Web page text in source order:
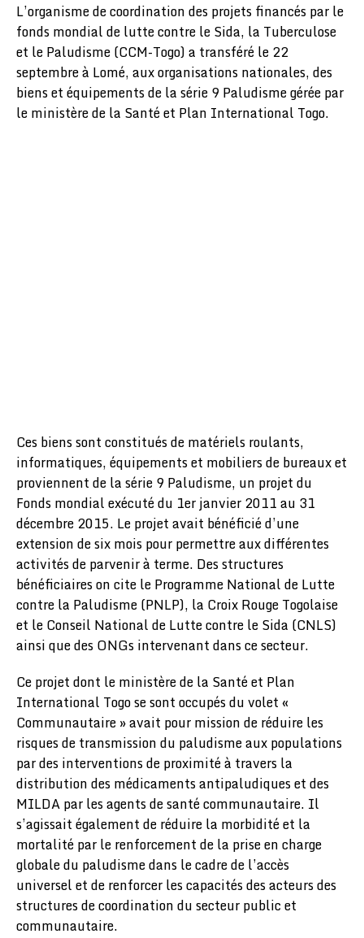
L’organisme de coordination des projets financés par le
fonds mondial de lutte contre le Sida, la Tuberculose
et le Paludisme (CCM-Togo) a transféré le 22
septembre à Lomé, aux organisations nationales, des
biens et équipements de la série 9 Paludisme gérée par
le ministère de la Santé et Plan International Togo.
Ces biens sont constitués de matériels roulants,
informatiques, équipements et mobiliers de bureaux et
proviennent de la série 9 Paludisme, un projet du
Fonds mondial exécuté du 1er janvier 2011 au 31
décembre 2015. Le projet avait bénéficié d’une
extension de six mois pour permettre aux différentes
activités de parvenir à terme. Des structures
bénéficiaires on cite le Programme National de Lutte
contre la Paludisme (PNLP), la Croix Rouge Togolaise
et le Conseil National de Lutte contre le Sida (CNLS)
ainsi que des ONGs intervenant dans ce secteur.
Ce projet dont le ministère de la Santé et Plan
International Togo se sont occupés du volet «
Communautaire » avait pour mission de réduire les
risques de transmission du paludisme aux populations
par des interventions de proximité à travers la
distribution des médicaments antipaludiques et des
MILDA par les agents de santé communautaire. Il
s’agissait également de réduire la morbidité et la
mortalité par le renforcement de la prise en charge
globale du paludisme dans le cadre de l’accès
universel et de renforcer les capacités des acteurs des
structures de coordination du secteur public et
communautaire.